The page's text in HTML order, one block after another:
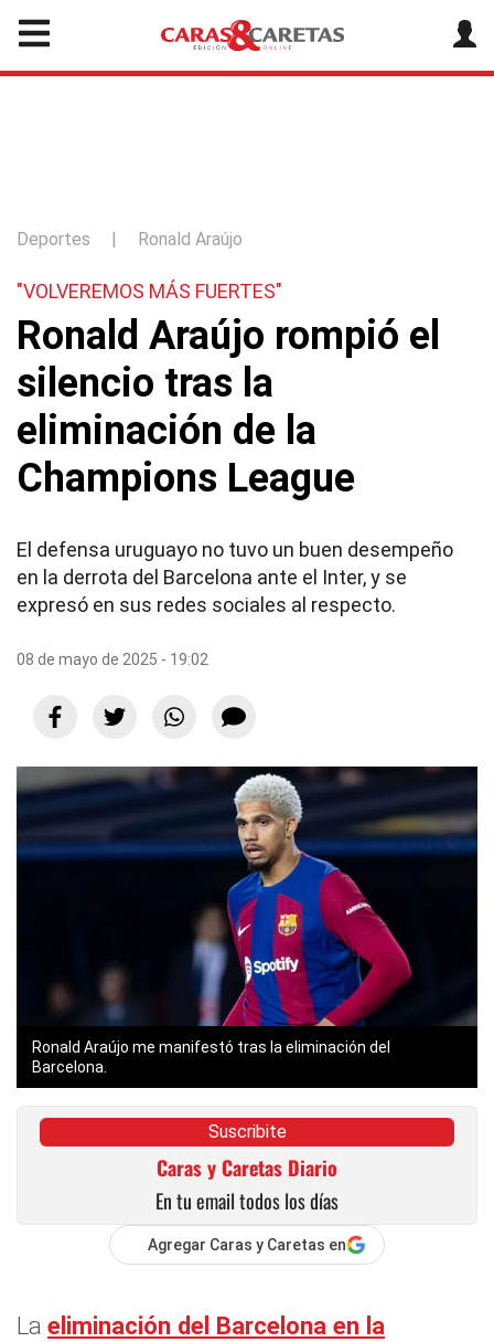
Deportes | Ronald Araújo
"VOLVEREMOS MÁS FUERTES"
Ronald Araújo rompió el
silencio tras la
eliminación de la
Champions League
El defensa uruguayo no tuvo un buen desempeño
en la derrota del Barcelona ante el Inter, y se
expresó en sus redes sociales al respecto.
08 de mayo de 2025 - 19:02
Ronald Araújo me manifestó tras la eliminación del
Barcelona.
Suscribite
Caras y Caretas Diario
En tu email todos los días
Agregar Caras y Caretas en
La eliminación del Barcelona en la